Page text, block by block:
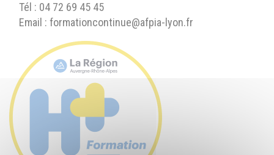
Tél : 04 72 69 45 45
Email : formationcontinue@afpia-lyon.fr